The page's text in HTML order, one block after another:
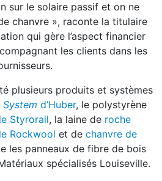
sur le solaire passif et on ne
chanvre », raconte la titulaire
qui gère l’aspect financier
les clients dans les
plusieurs produits et systèmes
System d’Huber, le polystyrène
Styrorail, la laine de roche
Rockwool et de chanvre de
les panneaux de fibre de bois
spécialisés Louiseville.